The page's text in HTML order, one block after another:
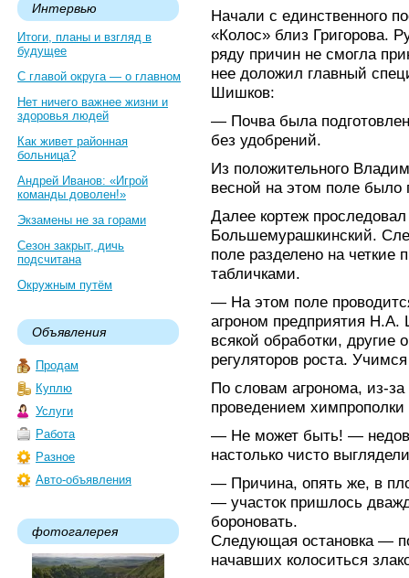
Интервью
Итоги, планы и взгляд в
будущее
С главой округа — о главном
Нет ничего важнее жизни и
здоровья людей
Как живет районная
больница?
Андрей Иванов: «Игрой
команды доволен!»
Экзамены не за горами
Сезон закрыт, дичь
подсчитана
Окружным путём
Объявления
Продам
Куплю
Услуги
Работа
Разное
Авто-объявления
фотогалерея
Начали с единственного
«Колос» близ Григорова.
ряду причин не смогла
нее доложил главный
Шишков:
— Почва была
без удобрений.
Из положительного
весной на этом поле было
Далее кортеж
Большемурашкинский.
поле разделено на четкие
табличками.
— На этом поле
агроном предприятия
всякой обработки,
регуляторов роста.
По словам агронома, из-
проведением химпрополки
— Не может быть! —
настолько чисто
— Причина, опять же, в
— участок пришлось
бороновать.
Следующая остановка —
начавших колоситься